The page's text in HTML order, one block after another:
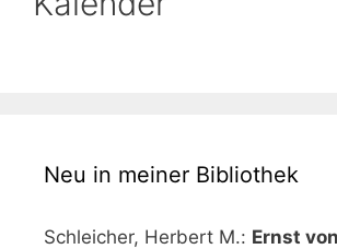
Neu in meiner Bibliothek
Schleicher, Herbert M.: Ernst